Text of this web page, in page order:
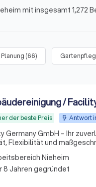
mit insgesamt
(66)
/
der beste Preis Antwort
Germany GmbH – Ihr
Flexibilität und
Nieheim
8 Jahren gegründet